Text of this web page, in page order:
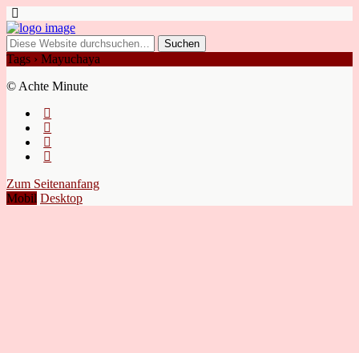
Tags › Mayuchaya
© Achte Minute
Zum Seitenanfang
Mobil Desktop